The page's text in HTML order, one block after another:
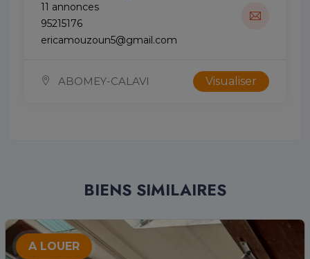
11 annonces
95215176
ericamouzoun5@gmail.com
ABOMEY-CALAVI Visualiser
BIENS SIMILAIRES
A LOUER